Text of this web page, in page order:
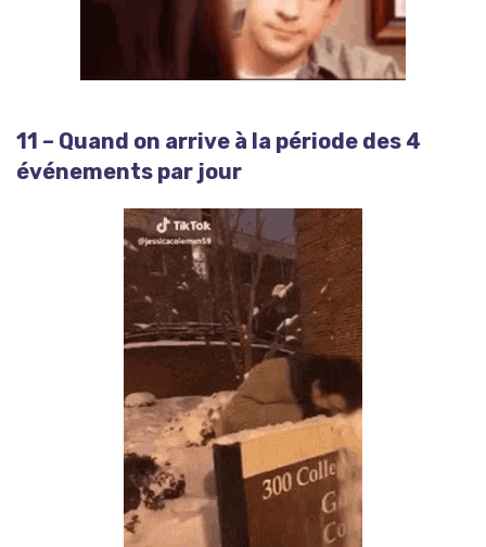
11 – Quand on arrive à la période des 4
événements par jour